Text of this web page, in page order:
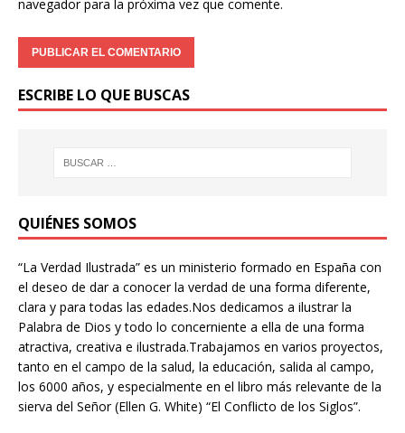
navegador para la próxima vez que comente.
ESCRIBE LO QUE BUSCAS
QUIÉNES SOMOS
“La Verdad Ilustrada” es un ministerio formado en España con
el deseo de dar a conocer la verdad de una forma diferente,
clara y para todas las edades.Nos dedicamos a ilustrar la
Palabra de Dios y todo lo concerniente a ella de una forma
atractiva, creativa e ilustrada.Trabajamos en varios proyectos,
tanto en el campo de la salud, la educación, salida al campo,
los 6000 años, y especialmente en el libro más relevante de la
sierva del Señor (Ellen G. White) “El Conflicto de los Siglos”.